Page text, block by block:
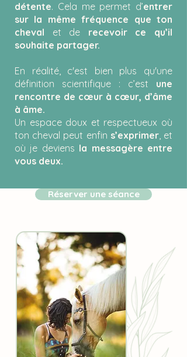
détente. Cela me permet d’entrer
sur la même fréquence que ton
cheval et de recevoir ce qu’il
souhaite partager.
En réalité, c'est bien plus qu'une
définition scientifique : c’est une
rencontre de cœur à cœur, d’âme
à âme.
Un espace doux et respectueux où
ton cheval peut enfin s’exprimer, et
où je deviens la messagère entre
vous deux.
Réserver une séance